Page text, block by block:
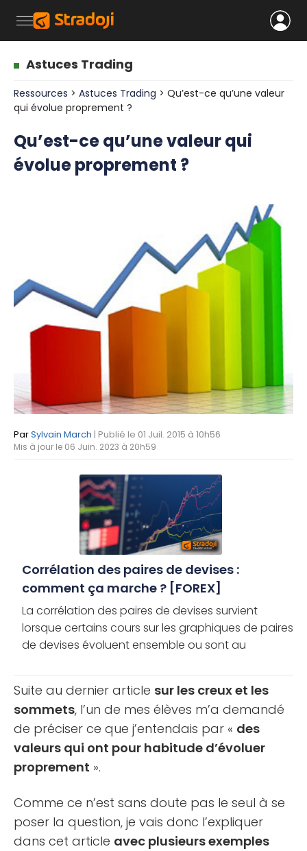
Astuces Trading
Ressources > Astuces Trading > Qu’est-ce qu’une valeur
qui évolue proprement ?
Qu’est-ce qu’une valeur qui
évolue proprement ?
ParSylvain March | Publié le 01 Juil. 2015 à 10h56
Mis à jour le 06 Juin. 2023 à 20h59
Corrélation des paires de devises :
comment ça marche ? [FOREX]
La corrélation des paires de devises survient
lorsque certains cours sur les graphiques de paires
de devises évoluent ensemble ou sont au
Suite au dernier article sur les creux et les
sommets, l’un de mes élèves m’a demandé
de préciser ce que j’entendais par « des
valeurs qui ont pour habitude d’évoluer
proprement ».
Comme ce n’est sans doute pas le seul à se
poser la question, je vais donc l’expliquer
dans cet article avec plusieurs exemples